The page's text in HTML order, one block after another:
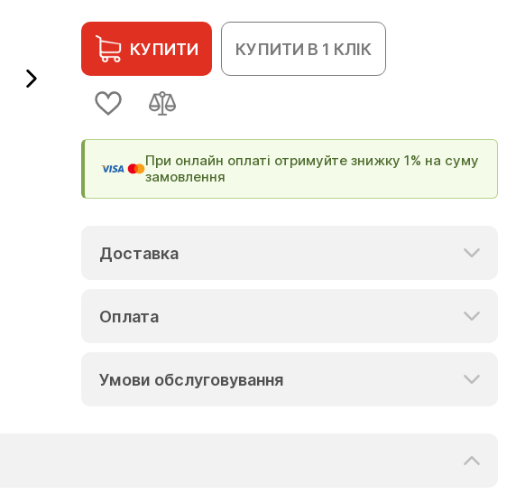
КУПИТИ КУПИТИ В 1 КЛІК
При онлайн оплаті отримуйте знижку 1% на суму
замовлення
Доставка
Оплата
Умови обслуговування